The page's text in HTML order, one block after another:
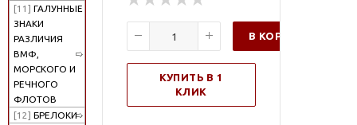
[11] ГАЛУННЫЕ
ЗНАКИ
РАЗЛИЧИЯ
ВМФ,
МОРСКОГО И
РЕЧНОГО
ФЛОТОВ
[12] БРЕЛОКИ
В КОРЗИНУ
КУПИТЬ В 1
КЛИК